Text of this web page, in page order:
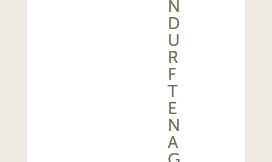
N
D
U
R
F
T
E
N
A